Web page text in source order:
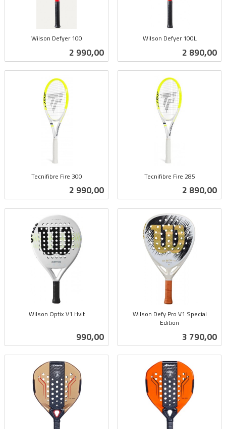
Wilson Defyer 100
Pris
2 990,00
Wilson Defyer 100L
Pris
2 890,00
Tecnifibre Fire 300
Pris
2 990,00
Tecnifibre Fire 285
Pris
2 890,00
Wilson Optix V1 Hvit
Pris
990,00
Wilson Defy Pro V1 Special
Edition
Pris
3 790,00